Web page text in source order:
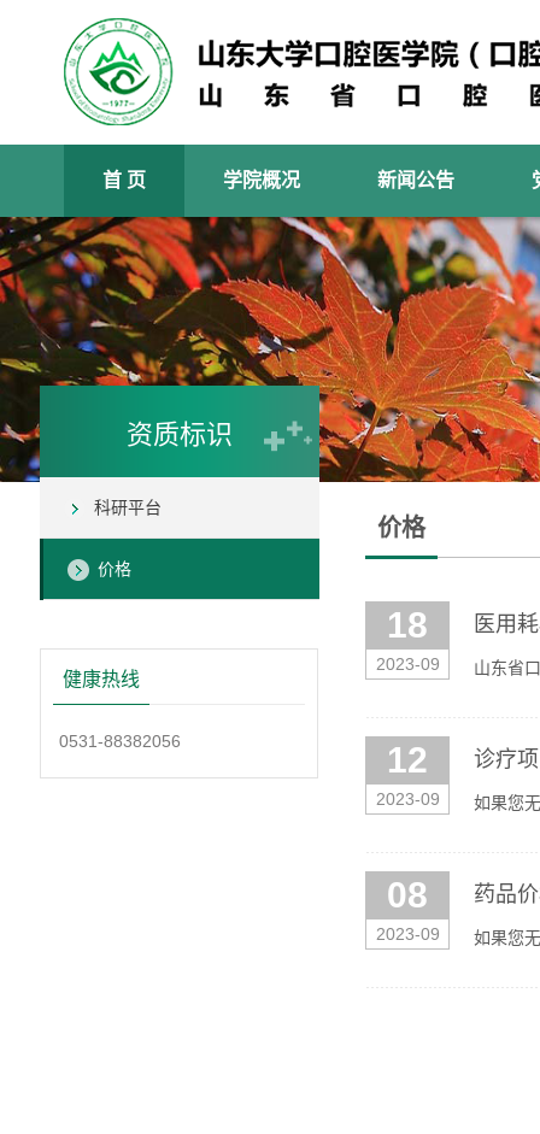
首 页 学院概况 新闻公告
资质标识
科研平台
价格
健康热线
0531-88382056
价格
18
2023-09
医用
山东省
12
2023-09
诊疗
如果您
08
2023-09
药品
如果您